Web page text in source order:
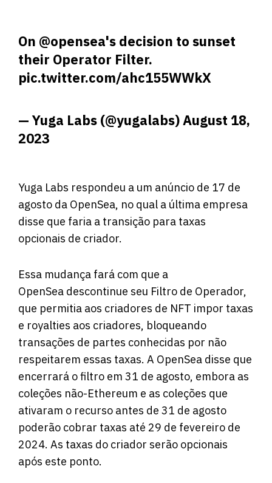
On @opensea's decision to sunset
their Operator Filter.
pic.twitter.com/ahc155WWkX
— Yuga Labs (@yugalabs)August 18,
2023
Yuga Labs respondeu a um anúncio de 17 de
agosto da OpenSea, no qual a última empresa
disse que faria a transição para taxas
opcionais de criador.
Essa mudança fará com que a
OpenSea descontinue seu Filtro de Operador,
que permitia aos criadores de NFT impor taxas
e royalties aos criadores, bloqueando
transações de partes conhecidas por não
respeitarem essas taxas. A OpenSea disse que
encerrará o filtro em 31 de agosto, embora as
coleções não-Ethereum e as coleções que
ativaram o recurso antes de 31 de agosto
poderão cobrar taxas até 29 de fevereiro de
2024. As taxas do criador serão opcionais
após este ponto.